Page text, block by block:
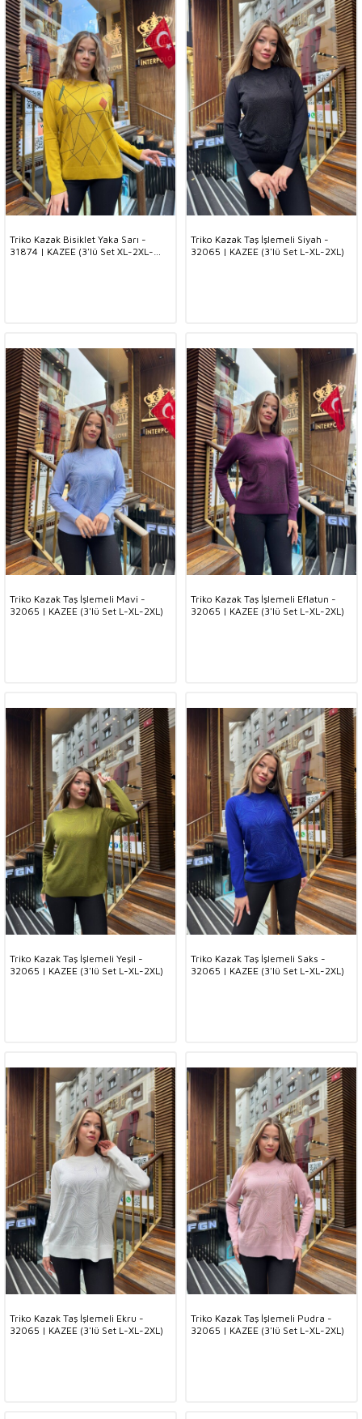
Triko Kazak Bisiklet Yaka Sarı -
31874 | KAZEE (3'lü Set XL-2XL-
Triko Kazak Taş İşlemeli Siyah -
32065 | KAZEE (3'lü Set L-XL-2XL)
Triko Kazak Taş İşlemeli Mavi -
32065 | KAZEE (3'lü Set L-XL-2XL)
Triko Kazak Taş İşlemeli Eflatun -
32065 | KAZEE (3'lü Set L-XL-2XL)
Triko Kazak Taş İşlemeli Yeşil -
32065 | KAZEE (3'lü Set L-XL-2XL)
Triko Kazak Taş İşlemeli Saks -
32065 | KAZEE (3'lü Set L-XL-2XL)
Triko Kazak Taş İşlemeli Ekru -
32065 | KAZEE (3'lü Set L-XL-2XL)
Triko Kazak Taş İşlemeli Pudra -
32065 | KAZEE (3'lü Set L-XL-2XL)